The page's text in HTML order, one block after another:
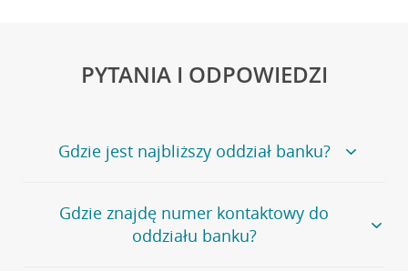
PYTANIA I ODPOWIEDZI
Gdzie jest najbliższy oddział banku?
Jeśli szukasz oddziału naszego banku, zapraszamy na
stronęPlacówki i bankomaty, na której znajduje się
wygodna wyszukiwarka.
Gdzie znajdę numer kontaktowy do
oddziału banku?